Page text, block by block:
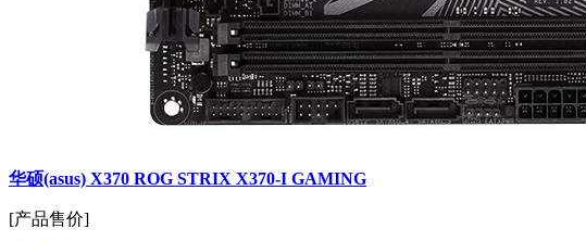
华硕(asus) X370 ROG STRIX X370-I GAMING
[产品售价]